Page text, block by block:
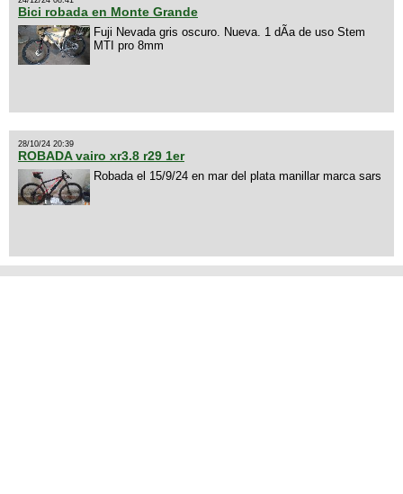
Bici robada en Monte Grande
Fuji Nevada gris oscuro. Nueva. 1 dÃ­a de uso Stem
MTI pro 8mm
28/10/24 20:39
ROBADA vairo xr3.8 r29 1er
Robada el 15/9/24 en mar del plata manillar marca sars